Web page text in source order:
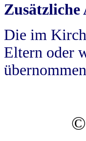
Die im
Eltern oder
©